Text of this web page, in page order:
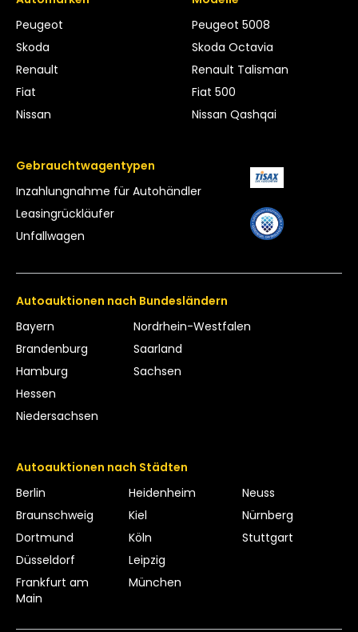
Peugeot
Skoda
Renault
Fiat
Nissan
Peugeot 5008
Skoda Octavia
Renault Talisman
Fiat 500
Nissan Qashqai
Gebrauchtwagentypen
Inzahlungnahme für Autohändler
Leasing­rückläufer
Unfallwagen
Autoauktionen nach Bundesländern
Bayern
Brandenburg
Hamburg
Hessen
Niedersachsen
Nordrhein-Westfalen
Saarland
Sachsen
Autoauktionen nach Städten
Berlin
Braunschweig
Dortmund
Düsseldorf
Frankfurt am
Main
Heidenheim
Kiel
Köln
Leipzig
München
Neuss
Nürnberg
Stuttgart